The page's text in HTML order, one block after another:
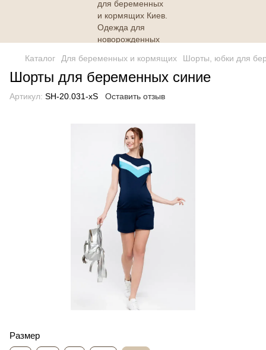
Каталог Для беременных и кормящих Шорты, юбки для
Шорты для беременных синие
Артикул: SH-20.031-xS Оставить отзыв
Размер